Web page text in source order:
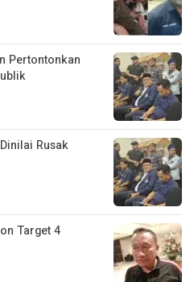
Pertontonkan
Rusak
Target 4